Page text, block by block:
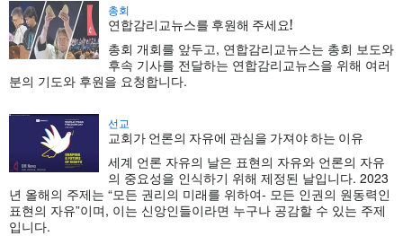
총회
연합감리교뉴스를 후원해 주세요!
총회 개회를 앞두고, 연합감리교뉴스는 총회 보도와
후속 기사를 전달하는 연합감리교뉴스을 위해 여러
분의 기도와 후원을 요청합니다.
선교
교회가 언론의 자유에 관심을 가져야 하는 이유
세계 언론 자유의 날은 표현의 자유와 언론의 자유
의 중요성을 인식하기 위해 제정된 날입니다. 2023
년 올해의 주제는 “모든 권리의 미래를 위하여- 모든 인권의 원동력인
표현의 자유”이며, 이는 신앙인들이라면 누구나 공감할 수 있는 주제
입니다.